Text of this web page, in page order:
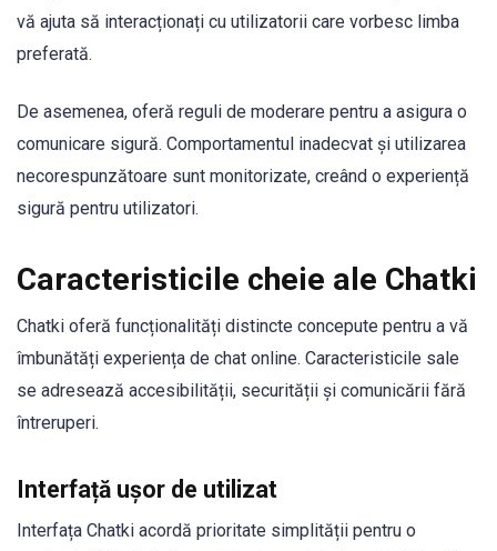
vă ajuta să interacționați cu utilizatorii care vorbesc limba
preferată.
De asemenea, oferă reguli de moderare pentru a asigura o
comunicare sigură. Comportamentul inadecvat și utilizarea
necorespunzătoare sunt monitorizate, creând o experiență
sigură pentru utilizatori.
Caracteristicile cheie ale Chatki
Chatki oferă funcționalități distincte concepute pentru a vă
îmbunătăți experiența de chat online. Caracteristicile sale
se adresează accesibilității, securității și comunicării fără
întreruperi.
Interfață ușor de utilizat
Interfața Chatki acordă prioritate simplității pentru o